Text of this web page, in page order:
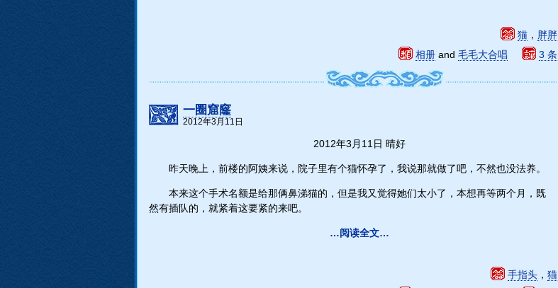
猫 ， 胖胖
3 条
相册 and 毛毛大合唱
一圈窟窿
2012年3月11日
2012年3月11日 晴好
昨天晚上，前楼的阿姨来说，院子里有个猫怀孕了，我说那就做了吧，不然也没法养。
本来这个手术名额是给那俩鼻涕猫的，但是我又觉得她们太小了，本想再等两个月，既
然有插队的，就紧着这要紧的来吧。
…阅读全文…
手指头 ， 猫